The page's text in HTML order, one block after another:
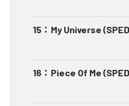
15 ： My Universe
16 ： Piece Of Me